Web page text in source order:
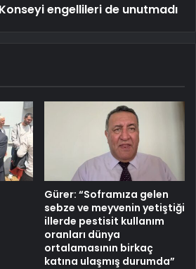
engellileri de unutmadı
Gürer: “Soframıza gelen
sebze ve meyvenin yetiştiği
illerde pestisit kullanım
oranları dünya
ortalamasının birkaç
katına ulaşmış durumda”